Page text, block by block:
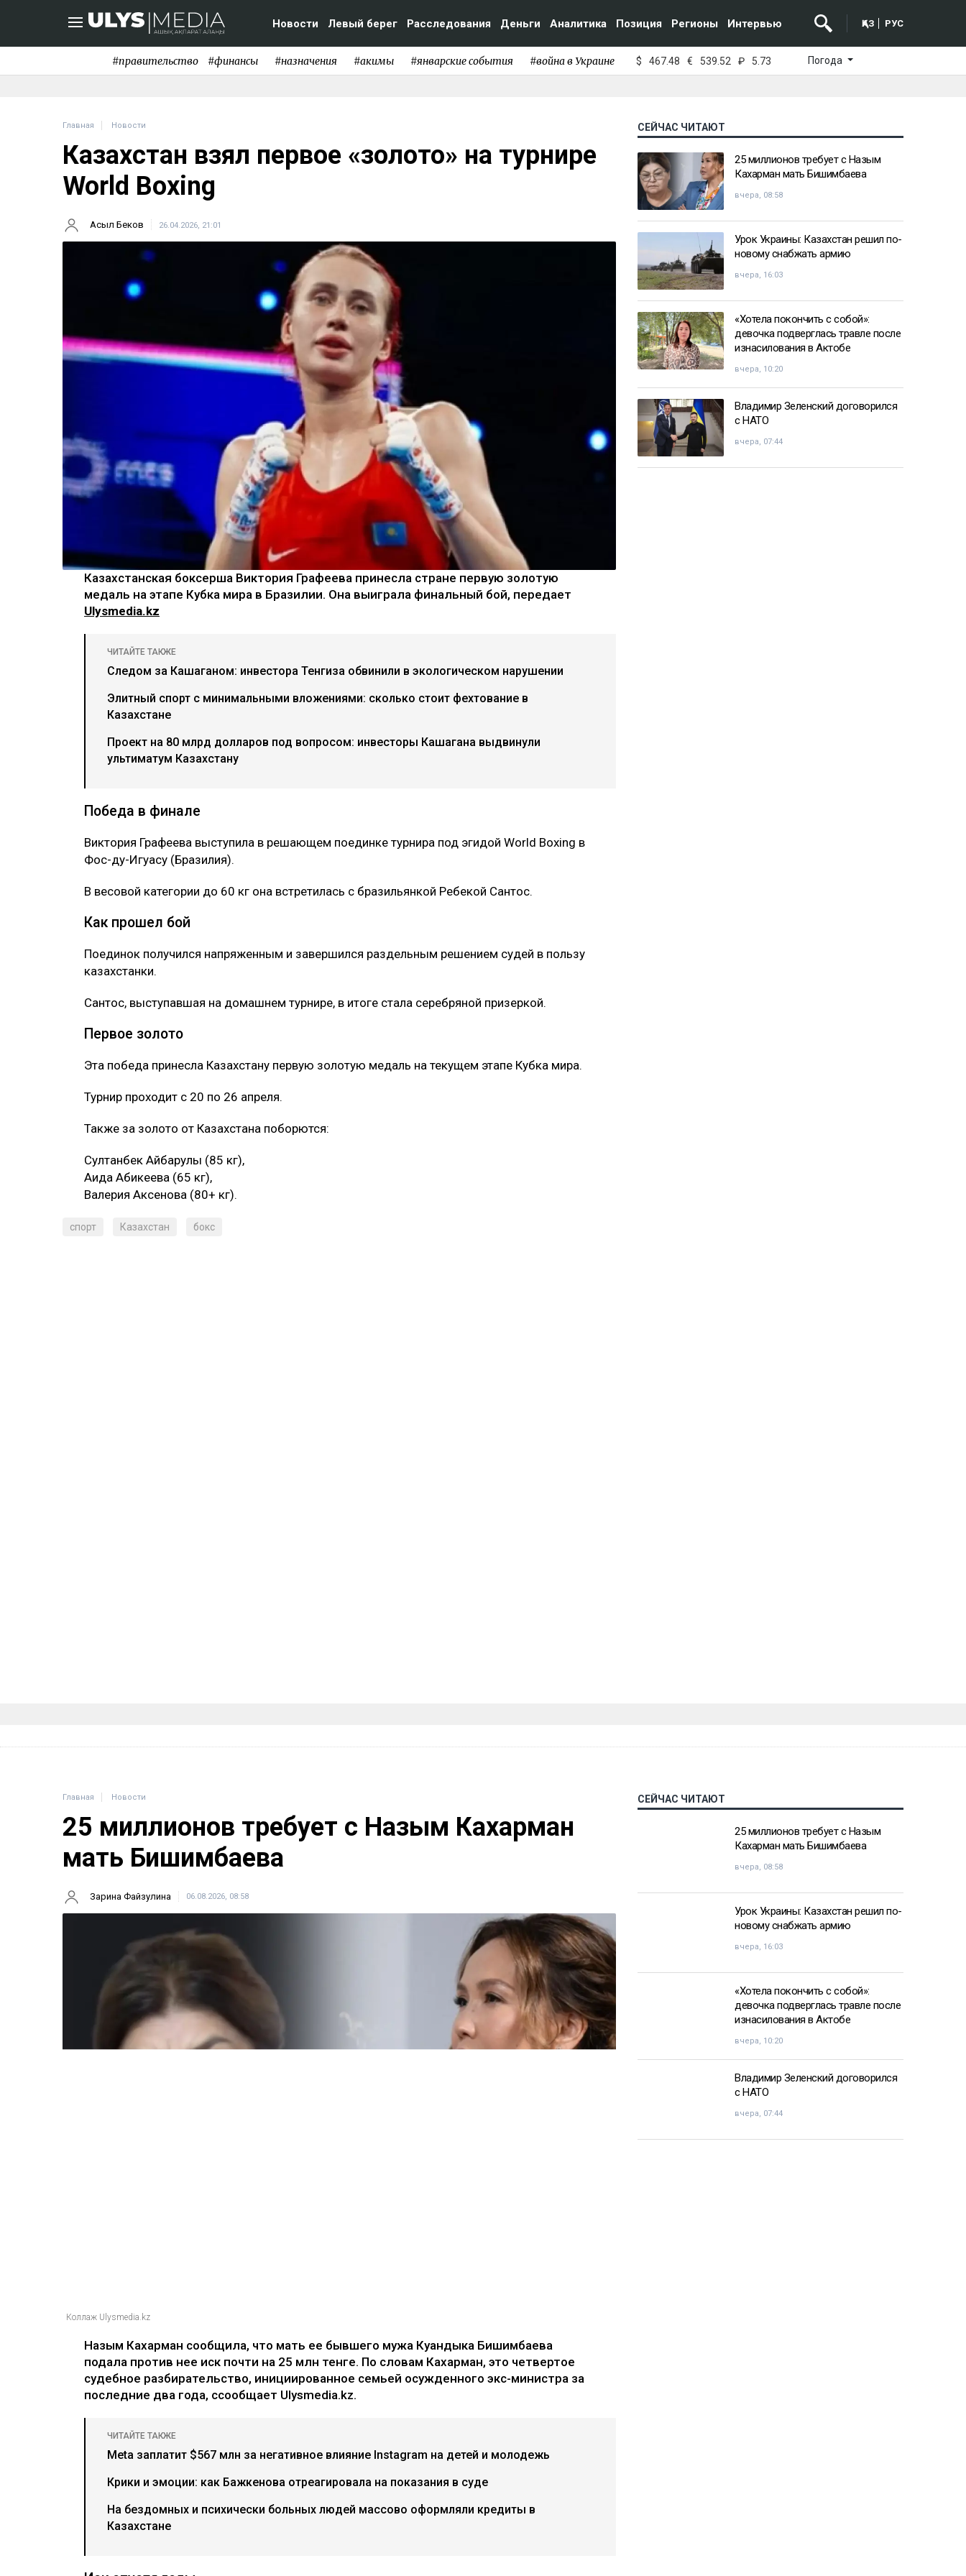
Новости Левый берег Расследования Деньги Аналитика Позиция Регионы Интервью ҚАЗ РУС
#правительство #финансы #назначения #акимы #январские события #война в Украине $ 467.48 € 539.52 ₽ 5.73 Погода
Главная Новости
Казахстан взял первое «золото» на турнире
World Boxing
Асыл Беков 26.04.2026, 21:01
Казахстанская боксерша Виктория Графеева принесла стране первую золотую
медаль на этапе Кубка мира в Бразилии. Она выиграла финальный бой, передает
Ulysmedia.kz
ЧИТАЙТЕ ТАКЖЕ
Следом за Кашаганом: инвестора Тенгиза обвинили в экологическом нарушении
Элитный спорт с минимальными вложениями: сколько стоит фехтование в
Казахстане
Проект на 80 млрд долларов под вопросом: инвесторы Кашагана выдвинули
ультиматум Казахстану
Победа в финале
Виктория Графеева выступила в решающем поединке турнира под эгидой World Boxing в
Фос-ду-Игуасу (Бразилия).
В весовой категории до 60 кг она встретилась с бразильянкой Ребекой Сантос.
Как прошел бой
Поединок получился напряженным и завершился раздельным решением судей в пользу
казахстанки.
Сантос, выступавшая на домашнем турнире, в итоге стала серебряной призеркой.
Первое золото
Эта победа принесла Казахстану первую золотую медаль на текущем этапе Кубка мира.
Турнир проходит с 20 по 26 апреля.
Также за золото от Казахстана поборются:
Султанбек Айбарулы (85 кг),
Аида Абикеева (65 кг),
Валерия Аксенова (80+ кг).
спорт Казахстан бокс
СЕЙЧАС ЧИТАЮТ
25 миллионов требует с Назым
Кахарман мать Бишимбаева
вчера, 08:58
Урок Украины: Казахстан решил по-
новому снабжать армию
вчера, 16:03
«Хотела покончить с собой»:
девочка подверглась травле после
изнасилования в Актобе
вчера, 10:20
Владимир Зеленский договорился
с НАТО
вчера, 07:44
Главная Новости
25 миллионов требует с Назым Кахарман
мать Бишимбаева
Зарина Файзулина 06.08.2026, 08:58
Коллаж Ulysmedia.kz
Назым Кахарман сообщила, что мать ее бывшего мужа Куандыка Бишимбаева
подала против нее иск почти на 25 млн тенге. По словам Кахарман, это четвертое
судебное разбирательство, инициированное семьей осужденного экс-министра за
последние два года, ссообщает Ulysmedia.kz.
ЧИТАЙТЕ ТАКЖЕ
Meta заплатит $567 млн за негативное влияние Instagram на детей и молодежь
Крики и эмоции: как Бажкенова отреагировала на показания в суде
На бездомных и психически больных людей массово оформляли кредиты в
Казахстане
СЕЙЧАС ЧИТАЮТ
25 миллионов требует с Назым
Кахарман мать Бишимбаева
вчера, 08:58
Урок Украины: Казахстан решил по-
новому снабжать армию
вчера, 16:03
«Хотела покончить с собой»:
девочка подверглась травле после
изнасилования в Актобе
вчера, 10:20
Владимир Зеленский договорился
с НАТО
вчера, 07:44